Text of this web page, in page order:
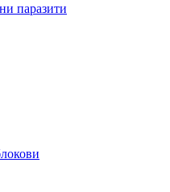
паразити